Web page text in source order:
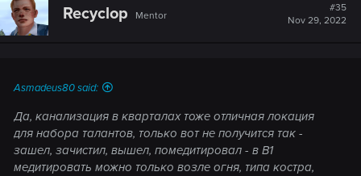
Recyclop Mentor
#35
Nov 29, 2022
Asmadeus80 said:
Да, канализация в кварталах тоже отличная локация
для набора талантов, только вот не получится так -
зашел, зачистил, вышел, помедитировал - в В1
медитировать можно только возле огня, типа костра,